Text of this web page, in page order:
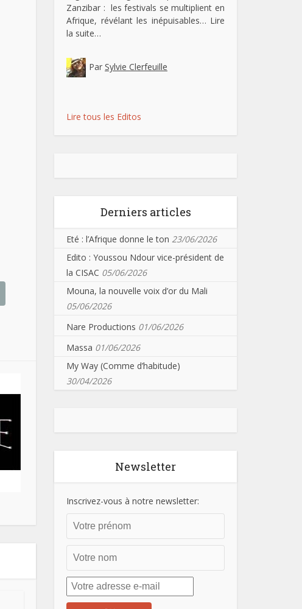
Zanzibar : les festivals se multiplient en
Afrique, révélant les inépuisables… Lire
la suite…
Par Sylvie Clerfeuille
Lire tous les Editos
Derniers articles
Eté : l’Afrique donne le ton 23/06/2026
Edito : Youssou Ndour vice-président de
la CISAC 05/06/2026
Mouna, la nouvelle voix d’or du Mali
05/06/2026
Nare Productions 01/06/2026
Massa 01/06/2026
My Way (Comme d’habitude)
30/04/2026
Newsletter
Inscrivez-vous à notre newsletter: